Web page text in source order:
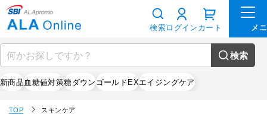
検索
新商品血糖値対策糖ダウンゴールドEXエイジングケア
検索ログイン カート
TOP スキンケア